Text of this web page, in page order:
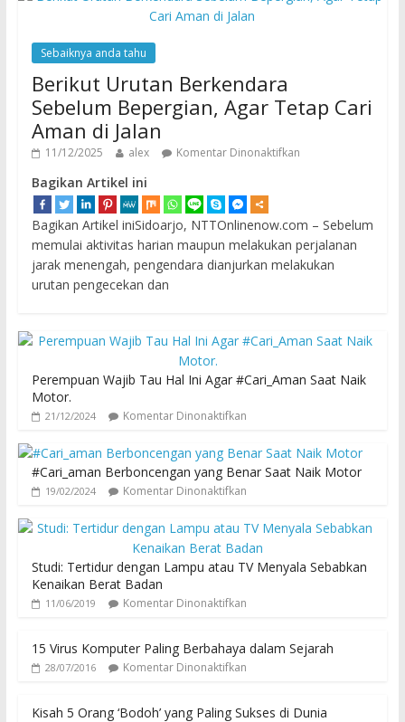
Sebaiknya anda tahu
Berikut Urutan Berkendara
Sebelum Bepergian, Agar Tetap Cari
Aman di Jalan
11/12/2025 alex Komentar Dinonaktifkan
Bagikan Artikel ini
Bagikan Artikel iniSidoarjo, NTTOnlinenow.com – Sebelum
memulai aktivitas harian maupun melakukan perjalanan
jarak menengah, pengendara dianjurkan melakukan
urutan pengecekan dan
Perempuan Wajib Tau Hal Ini Agar #Cari_Aman Saat Naik
Motor.
21/12/2024 Komentar Dinonaktifkan
#Cari_aman Berboncengan yang Benar Saat Naik Motor
19/02/2024 Komentar Dinonaktifkan
Studi: Tertidur dengan Lampu atau TV Menyala Sebabkan
Kenaikan Berat Badan
11/06/2019 Komentar Dinonaktifkan
15 Virus Komputer Paling Berbahaya dalam Sejarah
28/07/2016 Komentar Dinonaktifkan
Kisah 5 Orang ‘Bodoh’ yang Paling Sukses di Dunia